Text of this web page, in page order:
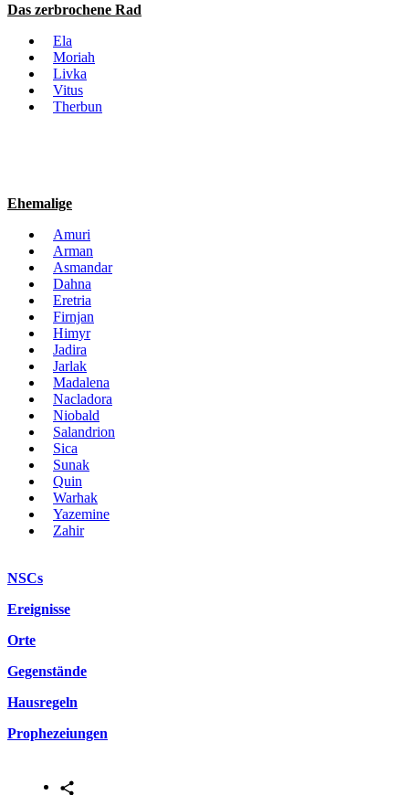
Das zerbrochene Rad
Ela
Moriah
Livka
Vitus
Therbun
Ehemalige
Amuri
Arman
Asmandar
Dahna
Eretria
Firnjan
Himyr
Jadira
Jarlak
Madalena
Nacladora
Niobald
Salandrion
Sica
Sunak
Quin
Warhak
Yazemine
Zahir
NSCs
Ereignisse
Orte
Gegenstände
Hausregeln
Prophezeiungen